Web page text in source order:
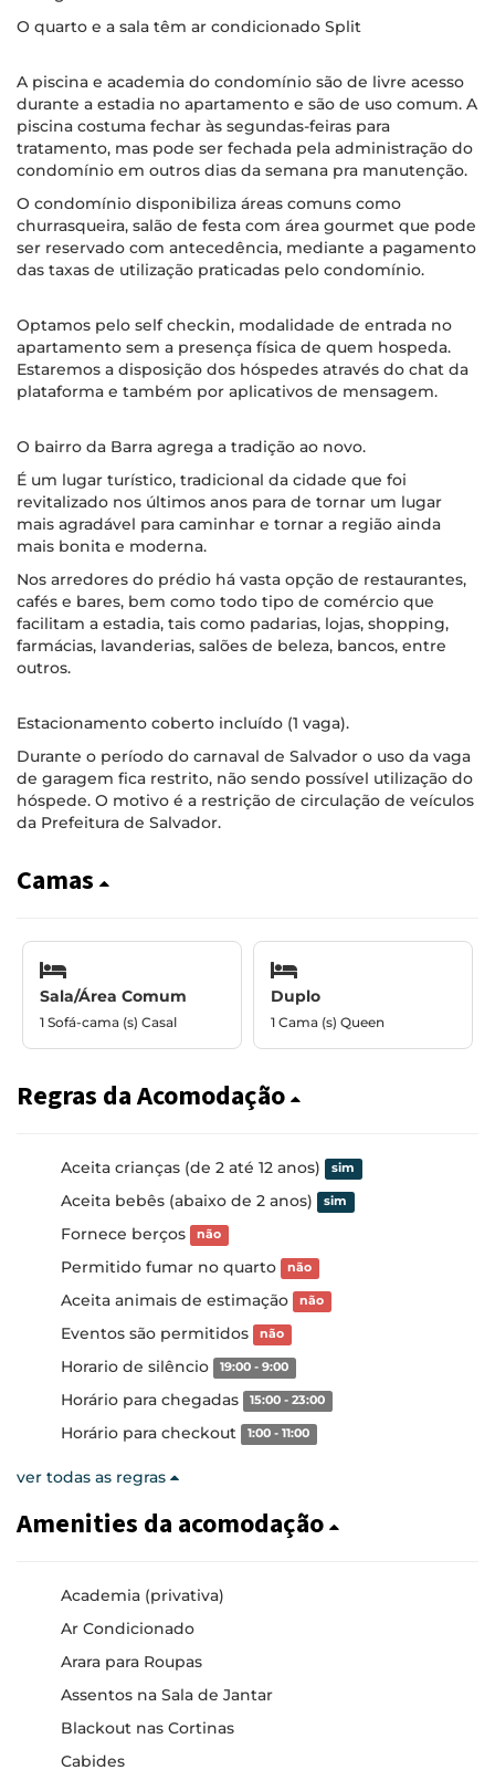
O quarto e a sala têm ar condicionado Split
A piscina e academia do condomínio são de livre acesso
durante a estadia no apartamento e são de uso comum. A
piscina costuma fechar às segundas-feiras para
tratamento, mas pode ser fechada pela administração do
condomínio em outros dias da semana pra manutenção.
O condomínio disponibiliza áreas comuns como
churrasqueira, salão de festa com área gourmet que pode
ser reservado com antecedência, mediante a pagamento
das taxas de utilização praticadas pelo condomínio.
Optamos pelo self checkin, modalidade de entrada no
apartamento sem a presença física de quem hospeda.
Estaremos a disposição dos hóspedes através do chat da
plataforma e também por aplicativos de mensagem.
O bairro da Barra agrega a tradição ao novo.
É um lugar turístico, tradicional da cidade que foi
revitalizado nos últimos anos para de tornar um lugar
mais agradável para caminhar e tornar a região ainda
mais bonita e moderna.
Nos arredores do prédio há vasta opção de restaurantes,
cafés e bares, bem como todo tipo de comércio que
facilitam a estadia, tais como padarias, lojas, shopping,
farmácias, lavanderias, salões de beleza, bancos, entre
outros.
Estacionamento coberto incluído (1 vaga).
Durante o período do carnaval de Salvador o uso da vaga
de garagem fica restrito, não sendo possível utilização do
hóspede. O motivo é a restrição de circulação de veículos
da Prefeitura de Salvador.
Camas
Sala/Área Comum
1 Sofá-cama (s) Casal
Duplo
1 Cama (s) Queen
Regras da Acomodação
Aceita crianças (de 2 até 12 anos) sim
Aceita bebês (abaixo de 2 anos) sim
Fornece berços não
Permitido fumar no quarto não
Aceita animais de estimação não
Eventos são permitidos não
Horario de silêncio 19:00 - 9:00
Horário para chegadas 15:00 - 23:00
Horário para checkout 1:00 - 11:00
ver todas as regras
Amenities da acomodação
Academia (privativa)
Ar Condicionado
Arara para Roupas
Assentos na Sala de Jantar
Blackout nas Cortinas
Cabides